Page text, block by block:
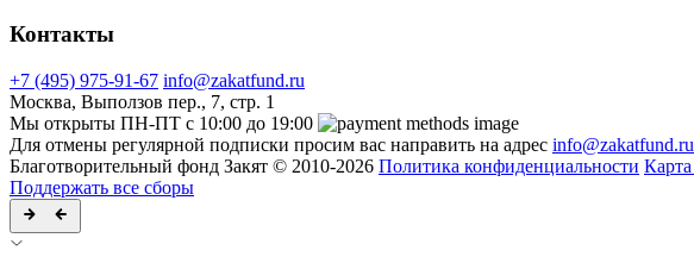
Контакты
+7 (495) 975-91-67 info@zakatfund.ru
Москва, Выползов пер., 7, стр. 1
Мы открыты ПН-ПТ с 10:00 до 19:00
Для отмены регулярной подписки просим вас направить на адрес info@zakatfund.ru
Благотворительный фонд Закят © 2010-2026 Политика конфиденциальности Карта
Поддержать все сборы